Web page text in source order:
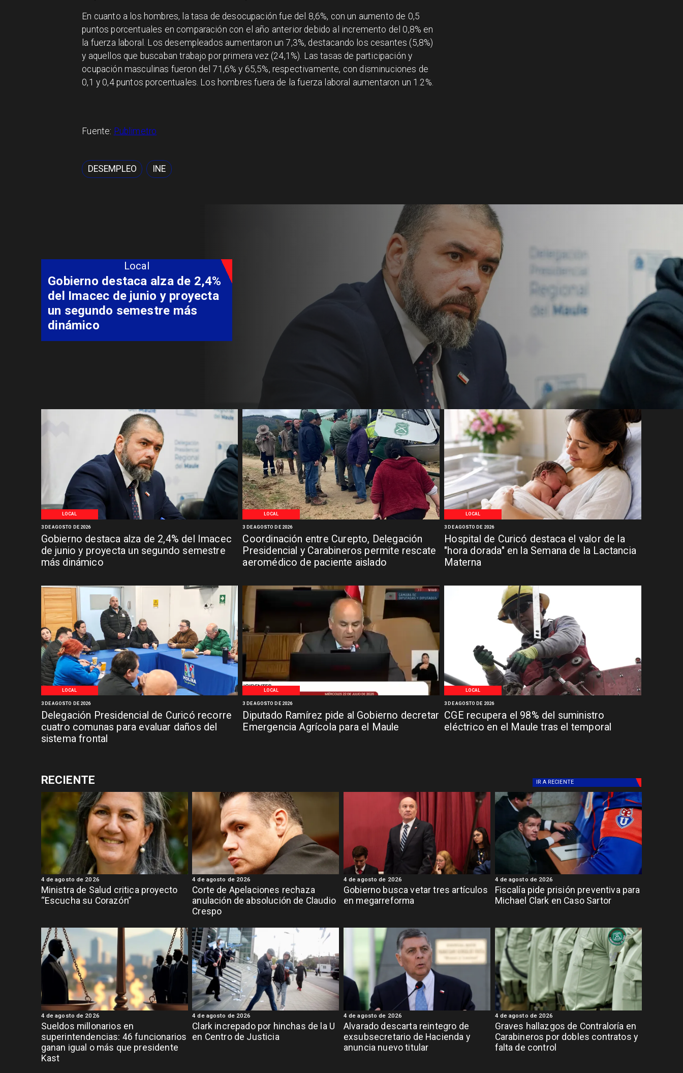
En cuanto a los hombres, la tasa de desocupación fue del 8,6%, con un aumento de 0,5
puntos porcentuales en comparación con el año anterior debido al incremento del 0,8% en
la fuerza laboral. Los desempleados aumentaron un 7,3%, destacando los cesantes (5,8%)
y aquellos que buscaban trabajo por primera vez (24,1%). Las tasas de participación y
ocupación masculinas fueron del 71,6% y 65,5%, respectivamente, con disminuciones de
0,1 y 0,4 puntos porcentuales. Los hombres fuera de la fuerza laboral aumentaron un 1.2%.
Fuente: Publimetro
DESEMPLEO INE
LOCAL
Gobierno destaca alza de 2,4% del Imacec
de junio y proyecta un segundo semestre
más dinámico
3 DE AGOSTO DE 2026
LOCAL
Coordinación entre Curepto, Delegación
Presidencial y Carabineros permite rescate
aeromédico de paciente aislado
3 DE AGOSTO DE 2026
LOCAL
Hospital de Curicó destaca el valor de la
"hora dorada" en la Semana de la Lactancia
Materna
3 DE AGOSTO DE 2026
LOCAL
Delegación Presidencial de Curicó recorre
cuatro comunas para evaluar daños del
sistema frontal
3 DE AGOSTO DE 2026
LOCAL
Diputado Ramírez pide al Gobierno decretar
Emergencia Agrícola para el Maule
3 DE AGOSTO DE 2026
LOCAL
CGE recupera el 98% del suministro
eléctrico en el Maule tras el temporal
3 DE AGOSTO DE 2026
Local
Coordinación entre Curepto,
Delegación Presidencial y
Carabineros permite rescate
aeromédico de paciente
aislado
RECIENTE IR A RECIENTE
Ministra de Salud critica proyecto
“Escucha su Corazón”
4 de agosto de 2026
Corte de Apelaciones rechaza
anulación de absolución de Claudio
Crespo
4 de agosto de 2026
Gobierno busca vetar tres artículos
en megarreforma
4 de agosto de 2026
Fiscalía pide prisión preventiva para
Michael Clark en Caso Sartor
4 de agosto de 2026
Sueldos millonarios en
superintendencias: 46 funcionarios
ganan igual o más que presidente
Kast
4 de agosto de 2026
Clark increpado por hinchas de la U
en Centro de Justicia
4 de agosto de 2026
Alvarado descarta reintegro de
exsubsecretario de Hacienda y
anuncia nuevo titular
4 de agosto de 2026
Graves hallazgos de Contraloría en
Carabineros por dobles contratos y
falta de control
4 de agosto de 2026